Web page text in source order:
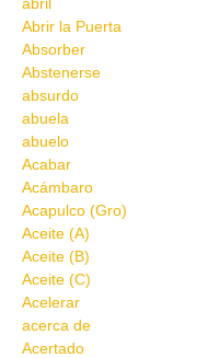
Abrir la Puerta
Absorber
Abstenerse
absurdo
abuela
abuelo
Acabar
Acámbaro
Acapulco (Gro)
Aceite (A)
Aceite (B)
Aceite (C)
Acelerar
acerca de
Acertado